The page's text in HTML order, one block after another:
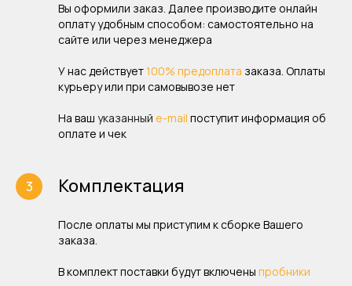
Вы оформили заказ. Далее производите онлайн
оплату удобным способом: самостоятельно на
сайте или через менеджера
У нас действует100% предоплата заказа. Оплаты
курьеру или при самовывозе нет
На ваш указанный e-mail поступит информация об
оплате и чек
Комплектация
После оплаты мы приступим к сборке Вашего
заказа.
В комплект поставки будут включены пробники